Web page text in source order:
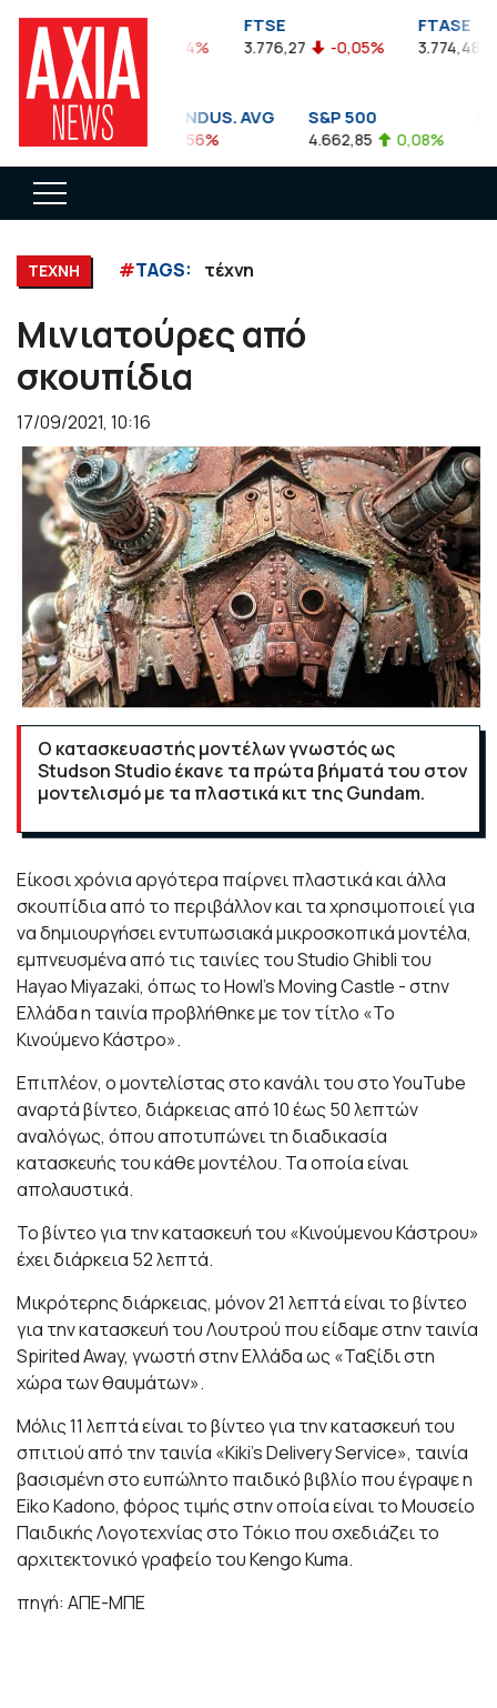
FTSEA
899,47 -0,04%
FTSE
3.776,27 -0,05%
FTASE
3.774,48
DOW JONES INDUS. AVG
35.911,81 -0,56%
S&P 500
4.662,85 0,08%
ΤΕΧΝΗ #TAGS: τέχνη
Μινιατούρες από
σκουπίδια
17/09/2021, 10:16
Ο κατασκευαστής μοντέλων γνωστός ως
Studson Studio έκανε τα πρώτα βήματά του στον
μοντελισμό με τα πλαστικά κιτ της Gundam.
Είκοσι χρόνια αργότερα παίρνει πλαστικά και άλλα
σκουπίδια από το περιβάλλον και τα χρησιμοποιεί για
να δημιουργήσει εντυπωσιακά μικροσκοπικά μοντέλα,
εμπνευσμένα από τις ταινίες του Studio Ghibli του
Hayao Miyazaki, όπως το Howl's Moving Castle - στην
Ελλάδα η ταινία προβλήθηκε με τον τίτλο «Το
Κινούμενο Κάστρο».
Επιπλέον, ο μοντελίστας στο κανάλι του στο YouTube
αναρτά βίντεο, διάρκειας από 10 έως 50 λεπτών
αναλόγως, όπου αποτυπώνει τη διαδικασία
κατασκευής του κάθε μοντέλου. Τα οποία είναι
απολαυστικά.
Το βίντεο για την κατασκευή του «Κινούμενου Κάστρου»
έχει διάρκεια 52 λεπτά.
Μικρότερης διάρκειας, μόνον 21 λεπτά είναι το βίντεο
για την κατασκευή του Λουτρού που είδαμε στην ταινία
Spirited Away, γνωστή στην Ελλάδα ως «Ταξίδι στη
χώρα των θαυμάτων».
Μόλις 11 λεπτά είναι το βίντεο για την κατασκευή του
σπιτιού από την ταινία «Kiki's Delivery Service», ταινία
βασισμένη στο ευπώλητο παιδικό βιβλίο που έγραψε η
Eiko Kadono, φόρος τιμής στην οποία είναι το Μουσείο
Παιδικής Λογοτεχνίας στο Τόκιο που σχεδιάζει το
αρχιτεκτονικό γραφείο του Kengo Kuma.
πηγή: ΑΠΕ-ΜΠΕ